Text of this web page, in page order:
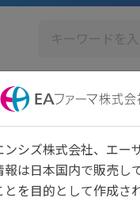
報
ナンスの
シズ株式会社、エー
報は日本国内で販売
を目的として作成さ